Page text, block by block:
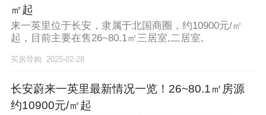
㎡起
来一英里位于长安，隶属于北国商圈，约10900元/㎡
起，目前主要在售26~80.1㎡三居室,二居室,
买房导购 2025-02-28
长安蔚来一英里最新情况一览！26~80.1㎡房源
约10900元/㎡起